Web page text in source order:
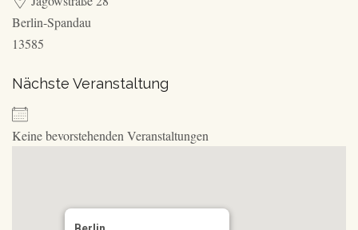
Berlin-Spandau
13585
Nächste Veranstaltung
Keine bevorstehenden Veranstaltungen